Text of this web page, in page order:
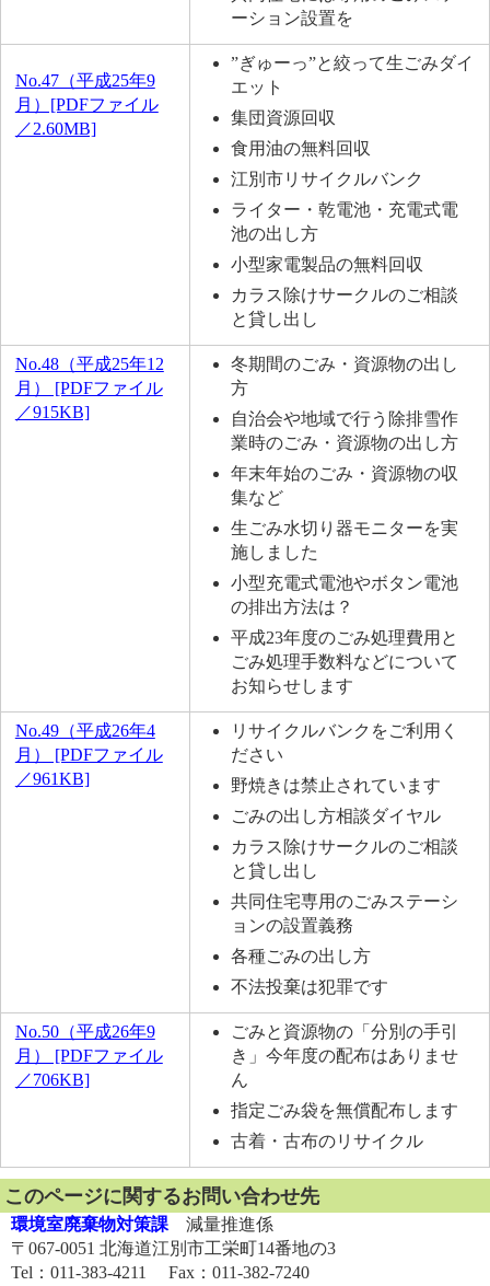
ーション設置を
No.47（平成25年9
月）[PDFファイル
／2.60MB]
”ぎゅーっ”と絞って生ごみダイ
エット
集団資源回収
食用油の無料回収
江別市リサイクルバンク
ライター・乾電池・充電式電
池の出し方
小型家電製品の無料回収
カラス除けサークルのご相談
と貸し出し
No.48（平成25年12
月） [PDFファイル
／915KB]
冬期間のごみ・資源物の出し
方
自治会や地域で行う除排雪作
業時のごみ・資源物の出し方
年末年始のごみ・資源物の収
集など
生ごみ水切り器モニターを実
施しました
小型充電式電池やボタン電池
の排出方法は？
平成23年度のごみ処理費用と
ごみ処理手数料などについて
お知らせします
No.49（平成26年4
月） [PDFファイル
／961KB]
リサイクルバンクをご利用く
ださい
野焼きは禁止されています
ごみの出し方相談ダイヤル
カラス除けサークルのご相談
と貸し出し
共同住宅専用のごみステーシ
ョンの設置義務
各種ごみの出し方
不法投棄は犯罪です
No.50（平成26年9
月） [PDFファイル
／706KB]
ごみと資源物の「分別の手引
き」今年度の配布はありませ
ん
指定ごみ袋を無償配布します
古着・古布のリサイクル
このページに関するお問い合わせ先
環境室廃棄物対策課減量推進係
〒067-0051 北海道江別市工栄町14番地の3
Tel：011-383-4211 Fax：011-382-7240